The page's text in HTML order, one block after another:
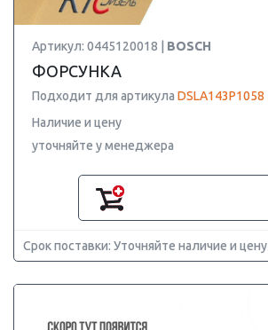
Артикул: 0445120018 | BOSCH
ФОРСУНКА
Подходит для артикула DSLA143P1058
Наличие и цену
уточняйте у менеджера
Срок поставки: Уточняйте наличие и цену